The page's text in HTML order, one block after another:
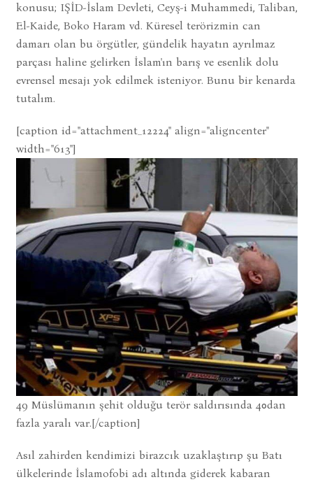
konusu; IŞİD-İslam Devleti, Ceyş-i Muhammedi, Taliban,
El-Kaide, Boko Haram vd. Küresel terörizmin can
damarı olan bu örgütler, gündelik hayatın ayrılmaz
parçası haline gelirken İslam'ın barış ve esenlik dolu
evrensel mesajı yok edilmek isteniyor. Bunu bir kenarda
tutalım.
[caption id="attachment_12224" align="aligncenter"
width="613"]
49 Müslümanın şehit olduğu terör saldırısında 40dan
fazla yaralı var.[/caption]
Asıl zahirden kendimizi birazcık uzaklaştırıp şu Batı
ülkelerinde İslamofobi adı altında giderek kabaran